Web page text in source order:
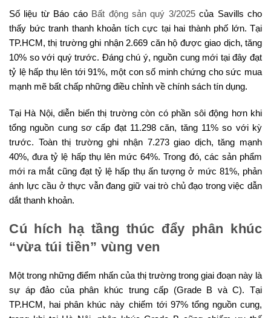
Số liệu từ Báo cáo Bất động sản quý 3/2025của Savills cho
thấy bức tranh thanh khoản tích cực tại hai thành phố lớn. Tại
TP.HCM, thị trường ghi nhận 2.669 căn hộ được giao dịch, tăng
10% so với quý trước. Đáng chú ý, nguồn cung mới tại đây đạt
tỷ lệ hấp thụ lên tới 91%, một con số minh chứng cho sức mua
mạnh mẽ bất chấp những điều chỉnh về chính sách tín dụng.
Tại Hà Nội, diễn biến thị trường còn có phần sôi động hơn khi
tổng nguồn cung sơ cấp đạt 11.298 căn, tăng 11% so với kỳ
trước. Toàn thị trường ghi nhận 7.273 giao dịch, tăng mạnh
40%, đưa tỷ lệ hấp thụ lên mức 64%. Trong đó, các sản phẩm
mới ra mắt cũng đạt tỷ lệ hấp thụ ấn tượng ở mức 81%, phản
ánh lực cầu ở thực vẫn đang giữ vai trò chủ đạo trong việc dẫn
dắt thanh khoản.
Cú hích hạ tầng thúc đẩy phân khúc
“vừa túi tiền” vùng ven
Một trong những điểm nhấn của thị trường trong giai đoạn này là
sự áp đảo của phân khúc trung cấp (Grade B và C). Tại
TP.HCM, hai phân khúc này chiếm tới 97% tổng nguồn cung,